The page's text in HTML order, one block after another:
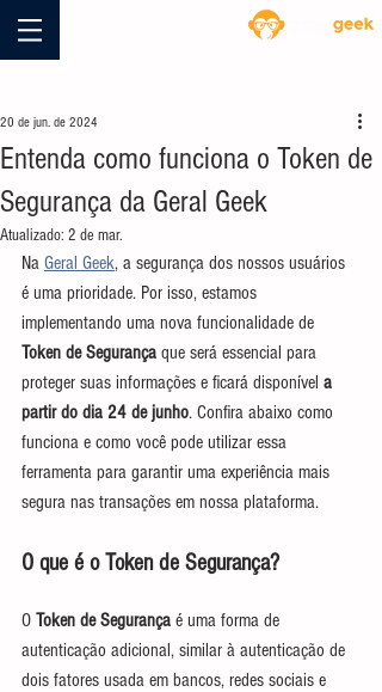
Entenda como funciona o Token de
Segurança da Geral Geek
20 de jun. de 2024
Atualizado: 2 de mar.
Na Geral Geek, a segurança dos nossos usuários
é uma prioridade. Por isso, estamos
implementando uma nova funcionalidade de
Token de Segurança que será essencial para
proteger suas informações e ficará disponível a
partir do dia 24 de junho. Confira abaixo como
funciona e como você pode utilizar essa
ferramenta para garantir uma experiência mais
segura nas transações em nossa plataforma.
O que é o Token de Segurança?
O Token de Segurança é uma forma de
autenticação adicional, similar à autenticação de
dois fatores usada em bancos, redes sociais e